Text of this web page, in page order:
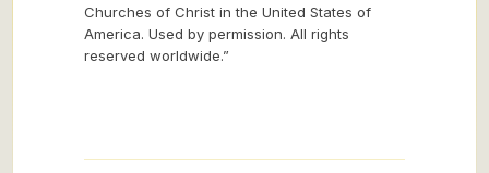
Churches of Christ in the United States of
America. Used by permission. All rights
reserved worldwide.”